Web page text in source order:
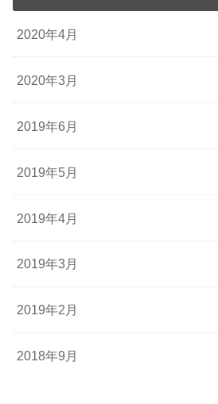
2020年4月
2020年3月
2019年6月
2019年5月
2019年4月
2019年3月
2019年2月
2018年9月